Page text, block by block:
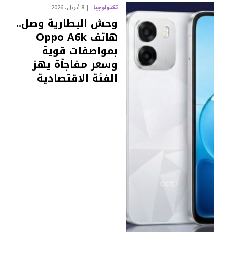
تكنولوجيا 8 أبريل، 2026
وحش البطارية وصل..
هاتف Oppo A6k
بمواصفات قوية
وسعر مفاجأة يهز
الفئة الاقتصادية